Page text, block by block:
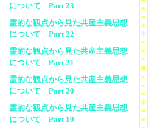
について Part 23
霊的な観点から見た共産主義思想
について Part 22
霊的な観点から見た共産主義思想
について Part 21
霊的な観点から見た共産主義思想
について Part 20
霊的な観点から見た共産主義思想
について Part 19